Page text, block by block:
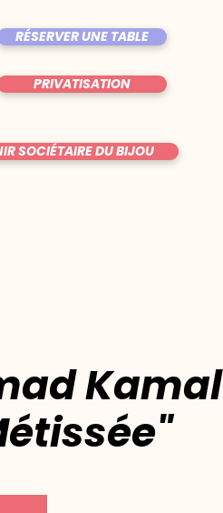
RÉSERVER UNE TABLE
PRIVATISATION
SOCIÉTAIRE DU BIJOU
Kamal